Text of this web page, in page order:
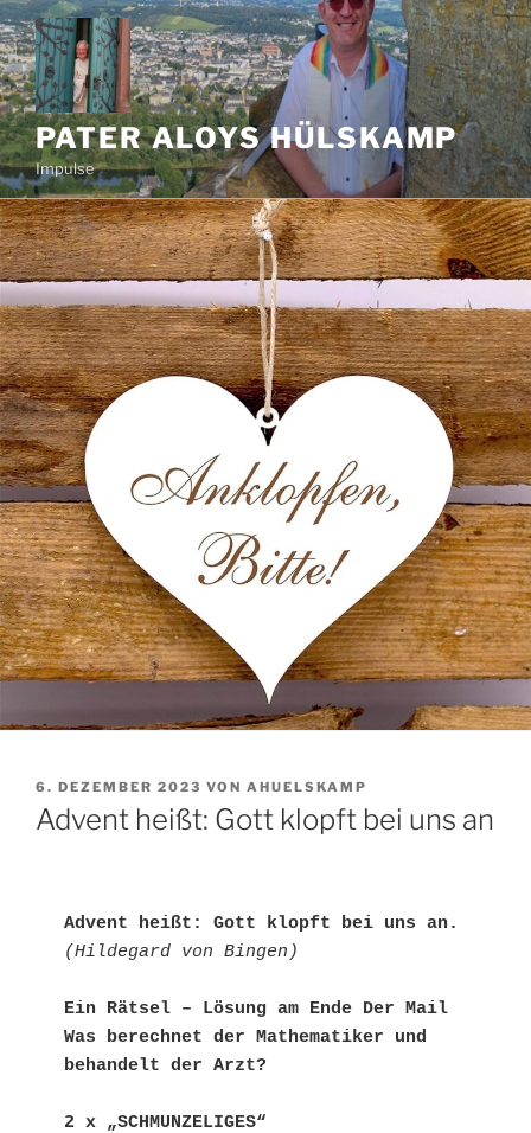
Zum
Inhalt
springen
PATER ALOYS HÜLSKAMP
Impulse
VERÖFFENTLICHT
AM
6. DEZEMBER 2023 VON AHUELSKAMP
Advent heißt: Gott klopft bei uns an
Advent heißt: Gott klopft bei uns an.
(Hildegard von Bingen)
Ein Rätsel – Lösung am Ende Der Mail
Was berechnet der Mathematiker und
behandelt der Arzt?
2 x „SCHMUNZELIGES“